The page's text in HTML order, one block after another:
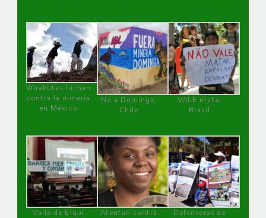
Wirakutas luchan
contra la minería
en México
No a Dominga,
Chile
VALE mata,
Brasil
Valle de Elqui
Atentan contra
Defensoras de